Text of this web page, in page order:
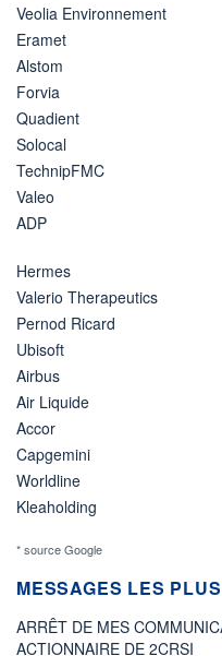
Veolia Environnement
Eramet
Alstom
Forvia
Quadient
Solocal
TechnipFMC
Valeo
ADP
Hermes
Valerio Therapeutics
Pernod Ricard
Ubisoft
Airbus
Air Liquide
Accor
Capgemini
Worldline
Kleaholding
* source Google
MESSAGES LES
ARRÊT DE MES
ACTIONNAIRE DE 2CRSI